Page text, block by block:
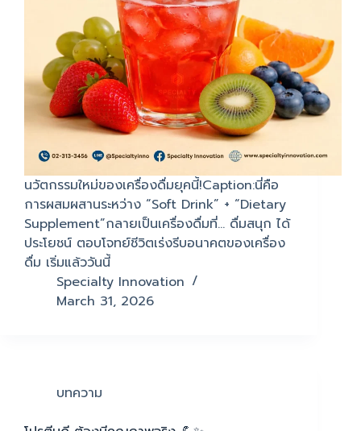
นวัตกรรมใหม่ของเครื่องดื่มยุคนี้!Caption:นี่คือ
การผสมผสานระหว่าง “Soft Drink” + “Dietary
Supplement”กลายเป็นเครื่องดื่มที่… ดื่มสนุก ได้
ประโยชน์ ตอบโจทย์ชีวิตเร่งรีบอนาคตของเครื่อง
ดื่ม เริ่มแล้ววันนี้
Specialty Innovation
March 31, 2026
บทความ